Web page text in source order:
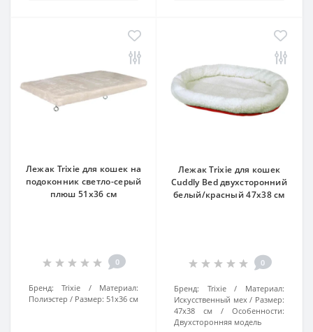
Лежак Trixie для кошек на
подоконник светло-серый
плюш 51х36 см
0
Бренд: Trixie
Материал:
Полиэстер
Размер: 51х36 см
Лежак Trixie для кошек
Cuddly Bed двухсторонний
белый/красный 47х38 см
0
Бренд: Trixie
Материал:
Искусственный мех
Размер:
47х38 см
Особенности:
Двухсторонняя модель